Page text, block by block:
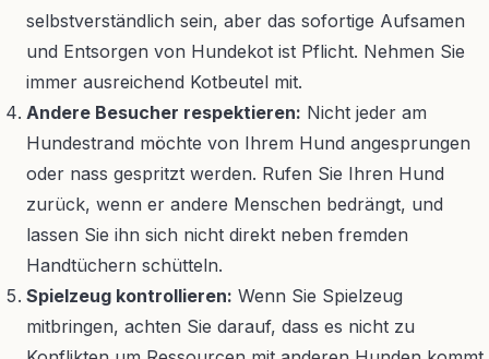
selbstverständlich sein, aber das sofortige Aufsamen
und Entsorgen von Hundekot ist Pflicht. Nehmen Sie
immer ausreichend Kotbeutel mit.
Andere Besucher respektieren: Nicht jeder am
Hundestrand möchte von Ihrem Hund angesprungen
oder nass gespritzt werden. Rufen Sie Ihren Hund
zurück, wenn er andere Menschen bedrängt, und
lassen Sie ihn sich nicht direkt neben fremden
Handtüchern schütteln.
Spielzeug kontrollieren: Wenn Sie Spielzeug
mitbringen, achten Sie darauf, dass es nicht zu